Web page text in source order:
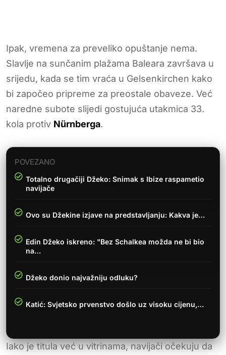
Ipak, vremena za preveliko opuštanje nema.
Slavlje na sunčanim plažama Baleara završava u
srijedu, kada se tim vraća u Gelsenkirchen kako
bi započeo pripreme za preostale obaveze. Već
naredne subote slijedi gostujuća utakmica 33.
kola protiv Nürnberga.
POVEZANO
Totalno drugačiji Džeko: Snimak s Ibize raspametio
navijače
Ovo su Džekine izjave na predstavljanju: Kakva je…
Edin Džeko iskreno: "Bez Schalkea možda ne bi bio
na…
Džeko donio najvažniju odluku?
Katić: Svjetsko prvenstvo došlo uz visoku cijenu,…
Iako je titula već u vitrinama, navijači očekuju da